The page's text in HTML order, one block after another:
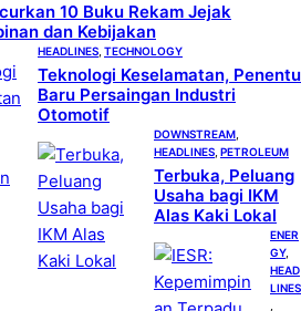
10 Buku Rekam Jejak
dan Kebijakan
HEADLINES TECHNOLOGY
Teknologi Keselamatan, Penentu
Baru Persaingan Industri
Otomotif
DOWNSTREAM
HEADLINES PETROLEUM
Terbuka, Peluang
Usaha bagi IKM
Alas Kaki Lokal
ENER
GY
HEAD
LINES